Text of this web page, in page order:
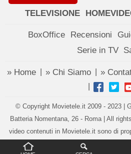
TELEVISIONE
BoxOffice Recensioni
Serie in TV
» Home » Chi Siamo »
© Copyright Movietele.it 2009 - 2023 |
Batteria Nomentana, 26 - Roma | All
video contenuti in Movietele.it sono di